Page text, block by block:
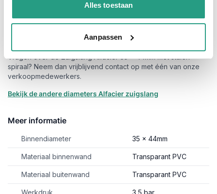
Alles toestaan
Aanpassen
bij temperatuur van -10ºC tot + 60ºC.
De transparante zuigslang 35 x 44mm heeft een onderdruk
verkochte zuigslangen uit ons assortiment.
Vragen over de Zuigslang Alfacier 35 x 44mm met stalen
spiraal? Neem dan vrijblijvend contact op met één van onze
verkoopmedewerkers.
Bekijk de andere diameters Alfacier zuigslang
Meer informatie
Binnendiameter 35 x 44mm
Materiaal binnenwand Transparant PVC
Materiaal buitenwand Transparant PVC
Werkdruk 3,5 bar